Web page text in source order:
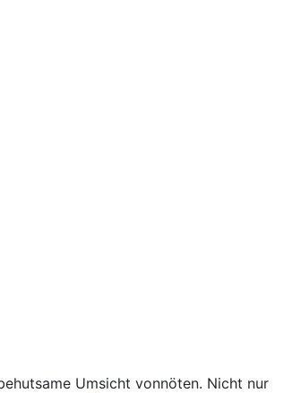
Umsicht vonnöten. Nicht nur